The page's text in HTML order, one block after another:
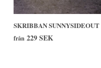
SKRIBBAN SUNNYSIDEOUT
från 229 SEK